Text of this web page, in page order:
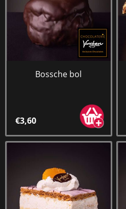
Bossche bol
€3,60